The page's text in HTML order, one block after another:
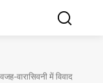
वारासिवनी में विवाद